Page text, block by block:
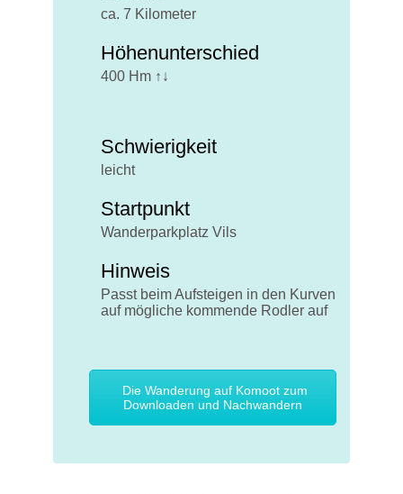
ca. 7 Kilometer
Höhenunterschied
400 Hm ↑↓
Schwierigkeit
leicht
Startpunkt
Wanderparkplatz Vils
Hinweis
Passt beim Aufsteigen in den Kurven
auf mögliche kommende Rodler auf
Die Wanderung auf Komoot zum
Downloaden und Nachwandern